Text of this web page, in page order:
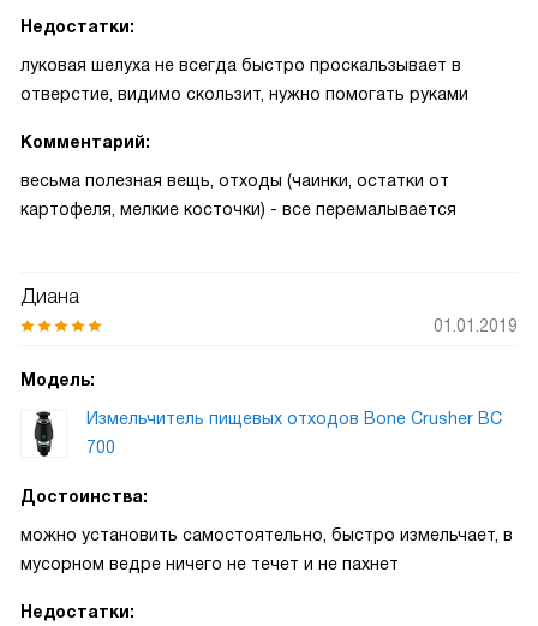
Недостатки:
луковая шелуха не всегда быстро проскальзывает в
отверстие, видимо скользит, нужно помогать руками
Комментарий:
весьма полезная вещь, отходы (чаинки, остатки от
картофеля, мелкие косточки) - все перемалывается
Диана
01.01.2019
Модель:
Измельчитель пищевых отходов Bone Crusher BC
700
Достоинства:
можно установить самостоятельно, быстро измельчает, в
мусорном ведре ничего не течет и не пахнет
Недостатки: